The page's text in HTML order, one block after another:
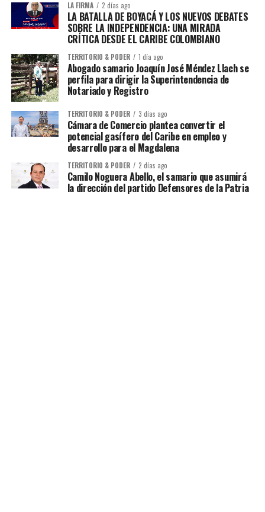
LA FIRMA 2 días ago
LA BATALLA DE BOYACÁ Y LOS NUEVOS DEBATES
SOBRE LA INDEPENDENCIA: UNA MIRADA
CRÍTICA DESDE EL CARIBE COLOMBIANO
TERRITORIO & PODER 1 día ago
Abogado samario Joaquín José Méndez Llach se
perfila para dirigir la Superintendencia de
Notariado y Registro
TERRITORIO & PODER 3 días ago
Cámara de Comercio plantea convertir el
potencial gasífero del Caribe en empleo y
desarrollo para el Magdalena
TERRITORIO & PODER 2 días ago
Camilo Noguera Abello, el samario que asumirá
la dirección del partido Defensores de la Patria